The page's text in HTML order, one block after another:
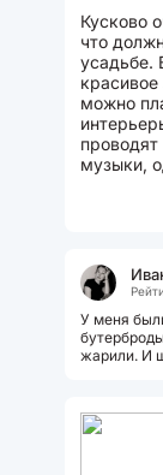
Кусково
что
усадьбе.
можно
музыки,
У меня
жарили. И